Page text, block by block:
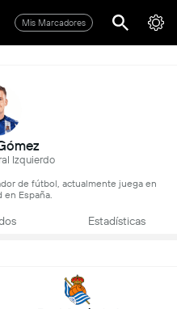
Mis Marcadores
Izquierdo
de fútbol, actualmente juega en
en España.
Estadísticas